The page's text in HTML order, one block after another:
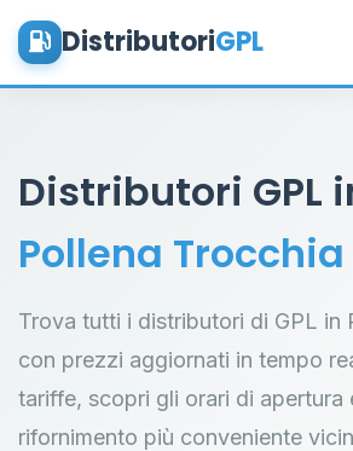
DistributoriGPL
Distributori GPL
Pollena Trocchia
Trova tutti i distributori di GPL in
con prezzi aggiornati in tempo
tariffe, scopri gli orari di apertura
rifornimento più conveniente